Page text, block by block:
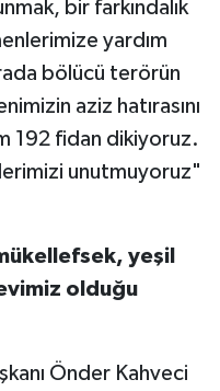
bir farkındalık
yardım
bölücü terörün
aziz hatırasını
192 fidan dikiyoruz.
unutmuyoruz"
yeşil
olduğu
Önder Kahveci